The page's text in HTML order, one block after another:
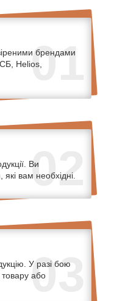
01
брендами
Helios,
02
Ви
вам необхідні.
03
У разі бою
або